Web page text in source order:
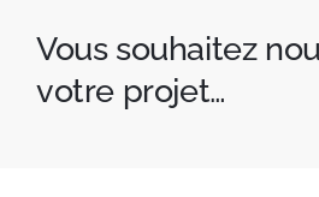
Vous souhaitez
votre projet…